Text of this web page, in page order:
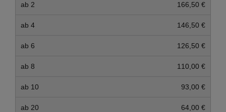
ab 2 166,50 €
ab 4 146,50 €
ab 6 126,50 €
ab 8 110,00 €
ab 10 93,00 €
ab 20 64,00 €